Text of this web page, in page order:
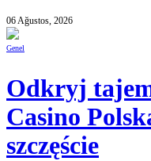
06 Ağustos, 2026
Genel
Odkryj
Casino
szczęście